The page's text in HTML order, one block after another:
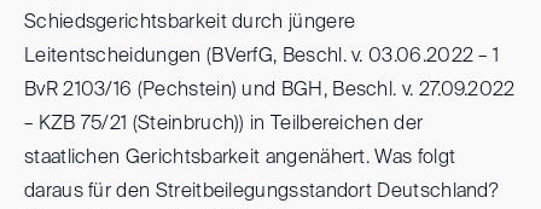
Schiedsgerichtsbarkeit durch jüngere
Leitentscheidungen (BVerfG, Beschl. v. 03.06.2022 – 1
BvR 2103/16 (Pechstein) und BGH, Beschl. v. 27.09.2022
– KZB 75/21 (Steinbruch)) in Teilbereichen der
staatlichen Gerichtsbarkeit angenähert. Was folgt
daraus für den Streitbeilegungsstandort Deutschland?